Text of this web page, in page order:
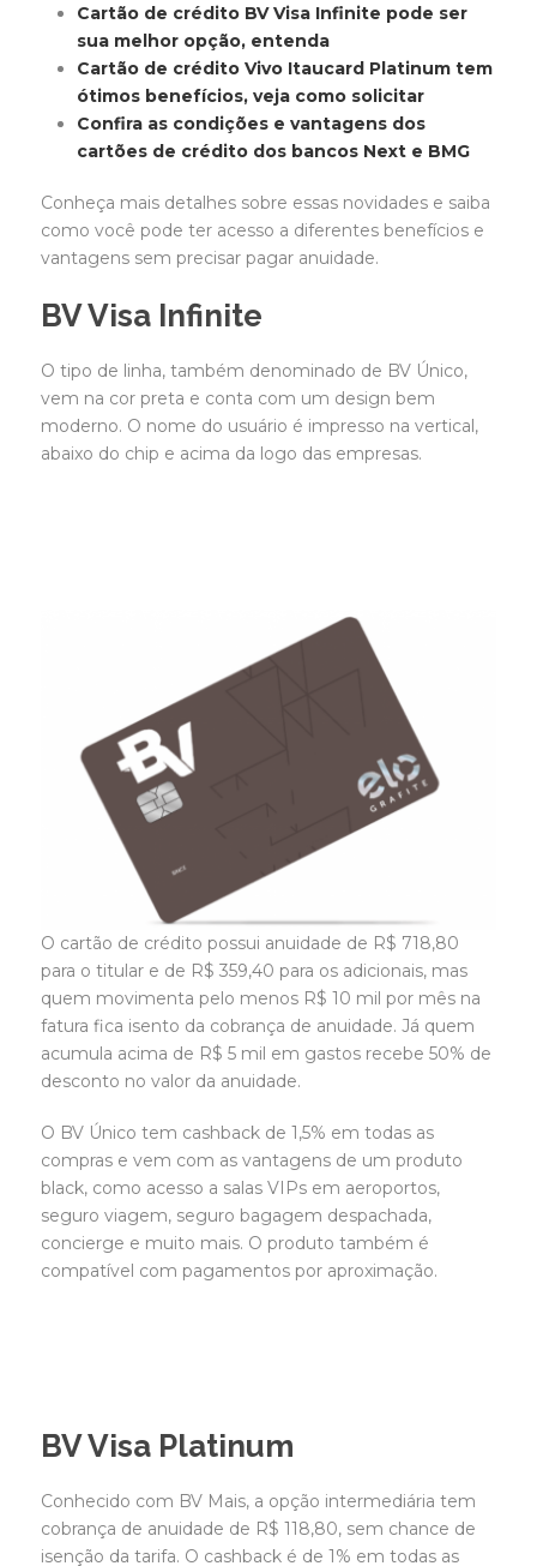
Cartão de crédito BV Visa Infinite pode ser
sua melhor opção, entenda
Cartão de crédito Vivo Itaucard Platinum tem
ótimos benefícios, veja como solicitar
Confira as condições e vantagens dos
cartões de crédito dos bancos Next e BMG
Conheça mais detalhes sobre essas novidades e saiba
como você pode ter acesso a diferentes benefícios e
vantagens sem precisar pagar anuidade.
BV Visa Infinite
O tipo de linha, também denominado de BV Único,
vem na cor preta e conta com um design bem
moderno. O nome do usuário é impresso na vertical,
abaixo do chip e acima da logo das empresas.
O cartão de crédito possui anuidade de R$ 718,80
para o titular e de R$ 359,40 para os adicionais, mas
quem movimenta pelo menos R$ 10 mil por mês na
fatura fica isento da cobrança de anuidade. Já quem
acumula acima de R$ 5 mil em gastos recebe 50% de
desconto no valor da anuidade.
O BV Único tem cashback de 1,5% em todas as
compras e vem com as vantagens de um produto
black, como acesso a salas VIPs em aeroportos,
seguro viagem, seguro bagagem despachada,
concierge e muito mais. O produto também é
compatível com pagamentos por aproximação.
BV Visa Platinum
Conhecido com BV Mais, a opção intermediária tem
cobrança de anuidade de R$ 118,80, sem chance de
isenção da tarifa. O cashback é de 1% em todas as